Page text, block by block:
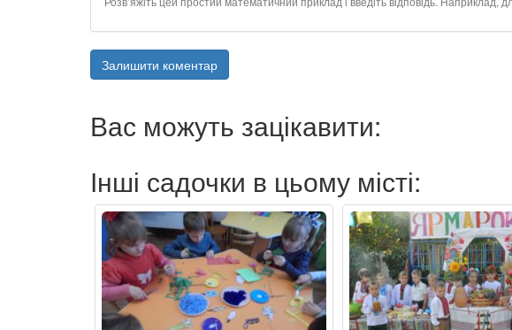
Залишити коментар
Вас можуть зацікавити:
Інші садочки в цьому місті: